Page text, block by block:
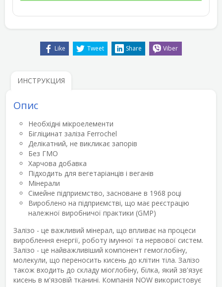
Like Tweet Share Viber
ИНСТРУКЦИЯ
Опис
Необхідні мікроелементи
Бігліцинат заліза Ferrochel
Делікатний, не викликає запорів
Без ГМО
Харчова добавка
Підходить для вегетаріанців і веганів
Мінерали
Сімейне підприємство, засноване в 1968 році
Вироблено на підприємстві, що має реєстрацію
належної виробничої практики (GMP)
Залізо - це важливий мінерал, що впливає на процеси
вироблення енергії, роботу імунної та нервової систем.
Залізо - це найважливіший компонент гемоглобіну,
молекули, що переносить кисень до клітин тіла. Залізо
також входить до складу міоглобіну, білка, який зв'язує
кисень в м'язовій тканині. Компанія NOW використовує